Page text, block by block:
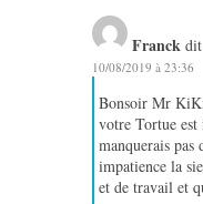
Franck
10/08/2019 à 23:36
Bonsoir Mr
votre Tortue est
manquerais
impatience la
et de travail et